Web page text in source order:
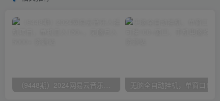
（9448期）2024网易云音乐人挂机项目，单机日入150+，无脑月入5000+